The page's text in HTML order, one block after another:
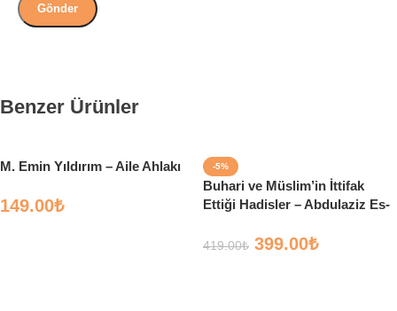
Benzer Ürünler
M. Emin Yıldırım – Aile Ahlakı
149.00₺
-5%
Buhari ve Müslim’in İttifak
Ettiği Hadisler – Abdulaziz Es-
419.00₺ 399.00₺